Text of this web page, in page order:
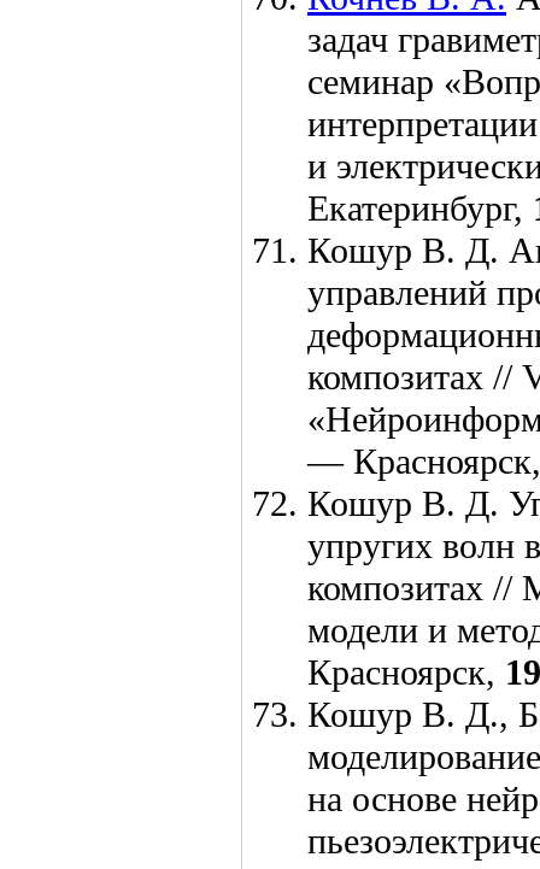
задач
семинар
и
Екатеринбург,
Кошур В. Д.
управлений
композитах //
—
Кошур В. Д.
упругих волн
композитах //
модели и
Красноярск,
Кошур В. Д.,
на основе